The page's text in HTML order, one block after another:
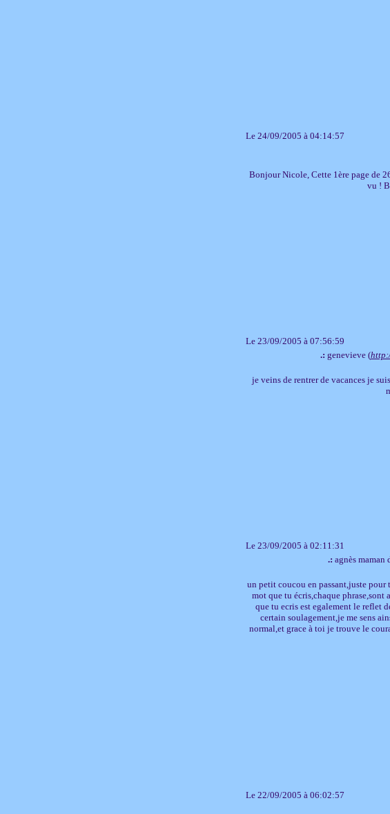
Le 24/09/2005 à 04:14:57
Bonjour Nicole, Cette 1ère page de
vu !
Le 23/09/2005 à 07:56:59
.: genevieve (
je veins de rentrer de vacances je
Le 23/09/2005 à 02:11:31
.: agnès maman
un petit coucou en passant,juste pour
mot que tu écris,chaque phrase,sont
que tu ecris est egalement le reflet
certain soulagement,je me sens
normal,et grace à toi je trouve le
Le 22/09/2005 à 06:02:57